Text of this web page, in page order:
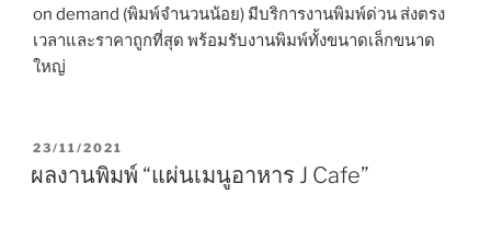
on demand (พิมพ์จำนวนน้อย) มีบริการงานพิมพ์ด่วน ส่งตรง
เวลาและราคาถูกที่สุด พร้อมรับงานพิมพ์ทั้งขนาดเล็กขนาด
ใหญ่
P
S
23/11/2021
ผลงานพิมพ์ “แผ่นเมนูอาหาร J Cafe”